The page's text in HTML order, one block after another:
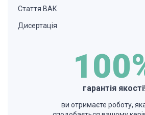
Стаття ВАК
Дисертація
гарантія
ви отримаєте роботу,